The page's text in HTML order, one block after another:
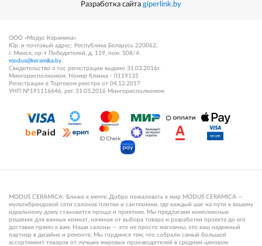
Разработка сайта giperlink.by
ООО «Модус Керамика»
Юр. и почтовый адрес: Республика Беларусь 220062,
г. Минск, пр-т Победителей, д. 119, пом. 508/4.
modus@keramika.by
Свидетельство о гос регистрации выдано 31.03.2016г.
Мингорисполкомом. Номер бланка - 0119135
Регистрации в Торговом реестре от 04.12.2017
УНП №191116646, рег. 31.03.2016 Мингорисполкомом
MODUS CERAMICA: Ближе к мечте. Добро пожаловать в мир MODUS CERAMICA —
мультибрендовой сети салонов плитки и сантехники, где каждый шаг на пути к вашему
идеальному дому становится проще и приятнее. Мы предлагаем комплексные
решения для ванных комнат, начиная от выбора товара и разработки проекта до его
доставки прямо к вам. Наши салоны — это не просто магазины, это ваш надежный
партнер в дизайне и ремонте. Мы гордимся тем, что собрали самый большой
ассортимент товаров от лучших мировых производителей в среднем ценовом